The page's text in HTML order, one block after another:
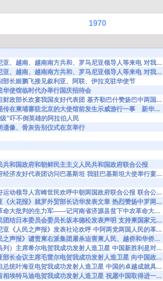
1970
亚、越南、越南南方共和、罗马尼亚领导人等来电 对我...
亚、越南、越南南方共和、罗马尼亚领导人等来电 对我...
部长姬鹏飞接见叙利亚、阿联、伊拉克驻华使节
华使馆临时代办举行国庆招待会
财政部长欢宴我国友好代表团 基齐勒巴什赞扬巴中两国...
传在柬埔寨驻北京的大使馆前发生示威游行一事 新华...
”吓不倒英雄的阿拉伯人民
遗像、骨灰告别仪式在京举行
共和国政府和朝鲜民主主义人民共和国政府联合公报
经济友好代表团访问巴基斯坦 我驻巴基斯坦大使举行宴...
运动领导人宫崎世民欢呼中朝两国政府联合公报 联合公...
《火花报》就罗外贸部长访华发表文章 热烈赞扬中罗两...
命大批判的生力军——记河南省济源县贫下中农革命大...
团结日本委员会委员长坂本德松发表声明 支持柬国家元...
亚《人民之声报》发表社论欢呼 中阿两党两国人民的革...
之声报》谴责柬右派集团屠杀迫害柬人民、越侨和华侨...
列）主席希尔电贺我成功发射人造卫星 中国新胜利是对...
部长会议主席毛雷尔电贺我成功发射人造卫星 向中国政...
总统叶海亚电贺我成功发射人造卫星 中国的卓越成就具...
相埃特马迪电贺我成功发射人造卫星 祝愿中国取得进一...